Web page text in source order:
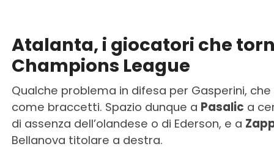
Atalanta, i giocatori che
Champions League
Qualche problema in difesa per Gasperini,
come braccetti. Spazio dunque a Pasalic a
di assenza dell’olandese o di Ederson, e a
Bellanova titolare a destra.